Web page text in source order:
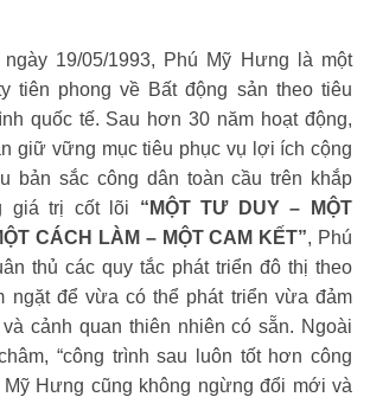
19/05/1993, Phú Mỹ Hưng là một
tiên phong về Bất động sản theo tiêu
quốc tế. Sau hơn 30 năm hoạt động,
giữ vững mục tiêu phục vụ lợi ích cộng
bản sắc công dân toàn cầu trên khắp
giá trị cốt lõi “MỘT TƯ DUY – MỘT
CÁCH LÀM – MỘT CAM KẾT”, Phú
thủ các quy tắc phát triển đô thị theo
ngặt để vừa có thể phát triển vừa đảm
cảnh quan thiên nhiên có sẵn. Ngoài
“công trình sau luôn tốt hơn công
Mỹ Hưng cũng không ngừng đổi mới và